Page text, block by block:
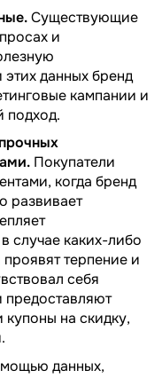
Существующие
и
данных бренд
кампании и
подход.
Покупатели
когда бренд
развивает
случае каких-либо
терпение и
себя
предоставляют
на скидку,
данных,